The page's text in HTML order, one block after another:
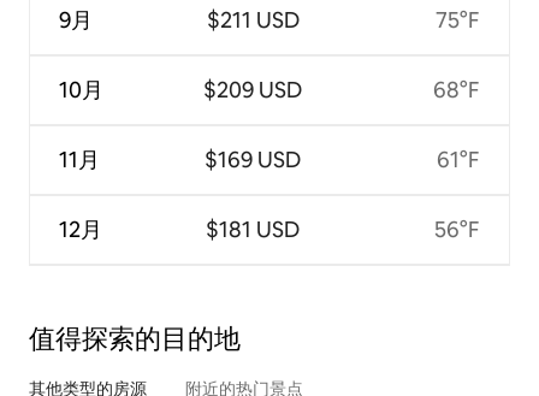
9月
10月
11月
12月
$211 USD
$209 USD
$169 USD
$181 USD
75°F
68°F
61°F
56°F
值得探索的目的地
其他类型的房源 附近的热门景点